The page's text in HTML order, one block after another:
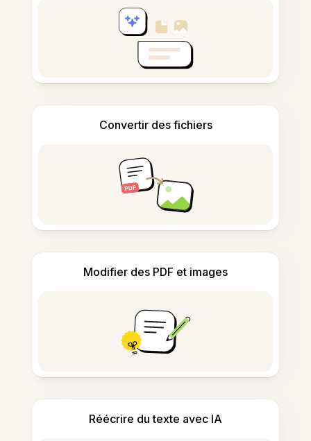
Convertir des fichiers
Modifier des PDF et images
Réécrire du texte avec IA